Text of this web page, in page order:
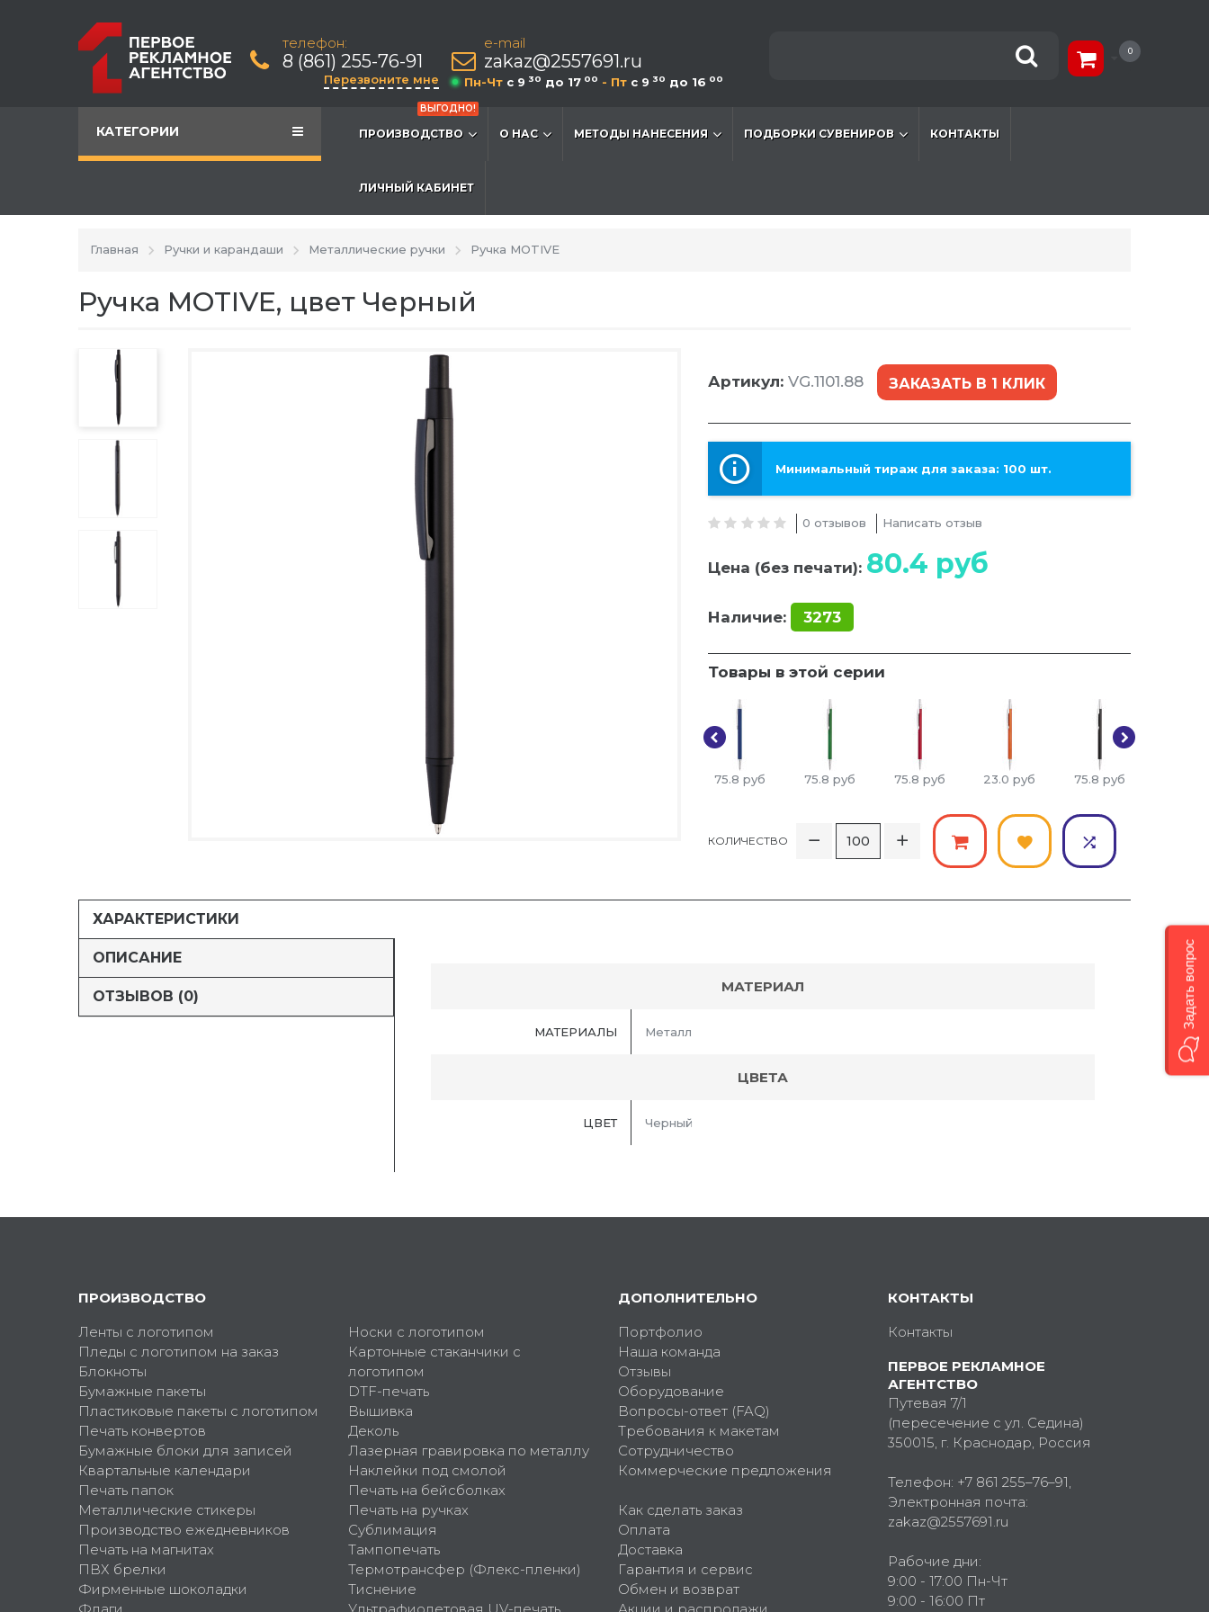
телефон:
8 (861) 255-76-91
Перезвоните мне
e-mail
zakaz@2557691.ru
Пн-Чт c 9 30 до 17 00 - Пт c 9 30 до 16 00
0
КАТЕГОРИИ
ВЫГОДНО!
ПРОИЗВОДСТВО О НАС МЕТОДЫ НАНЕСЕНИЯ ПОДБОРКИ СУВЕНИРОВ КОНТАКТЫ
ЛИЧНЫЙ КАБИНЕТ
Главная Ручки и карандаши Металлические ручки Ручка MOTIVE
Ручка MOTIVE, цвет Черный
Артикул: VG.1101.88 ЗАКАЗАТЬ В 1 КЛИК
Минимальный тираж для заказа: 100 шт.
0 отзывов Написать отзыв
Цена (без печати): 80.4 руб
Наличие: 3273
Товары в этой серии
75.8 руб 75.8 руб 75.8 руб 23.0 руб 75.8 руб
КОЛИЧЕСТВО
ХАРАКТЕРИСТИКИ
ОПИСАНИЕ
ОТЗЫВОВ (0)
МАТЕРИАЛ
МАТЕРИАЛЫ Металл
ЦВЕТА
ЦВЕТ Черный
ПРОИЗВОДСТВО
Ленты с логотипом
Пледы с логотипом на заказ
Блокноты
Бумажные пакеты
Пластиковые пакеты с логотипом
Печать конвертов
Бумажные блоки для записей
Квартальные календари
Печать папок
Металлические стикеры
Производство ежедневников
Печать на магнитах
ПВХ брелки
Фирменные шоколадки
Носки с логотипом
Картонные стаканчики с
логотипом
DTF-печать
Вышивка
Деколь
Лазерная гравировка по металлу
Наклейки под смолой
Печать на бейсболках
Печать на ручках
Сублимация
Тампопечать
Термотрансфер (Флекс-пленки)
Тиснение
ДОПОЛНИТЕЛЬНО
Портфолио
Наша команда
Отзывы
Оборудование
Вопросы-ответ (FAQ)
Требования к макетам
Сотрудничество
Коммерческие предложения
Как сделать заказ
Оплата
Доставка
Гарантия и сервис
Обмен и возврат
КОНТАКТЫ
Контакты
ПЕРВОЕ РЕКЛАМНОЕ
АГЕНТСТВО
Путевая 7/1
(пересечение с ул. Седина)
350015, г. Краснодар, Россия
Телефон: +7 861 255–76–91,
Электронная почта:
zakaz@2557691.ru
Рабочие дни:
9:00 - 17:00 Пн-Чт
9:00 - 16:00 Пт
Задать вопрос